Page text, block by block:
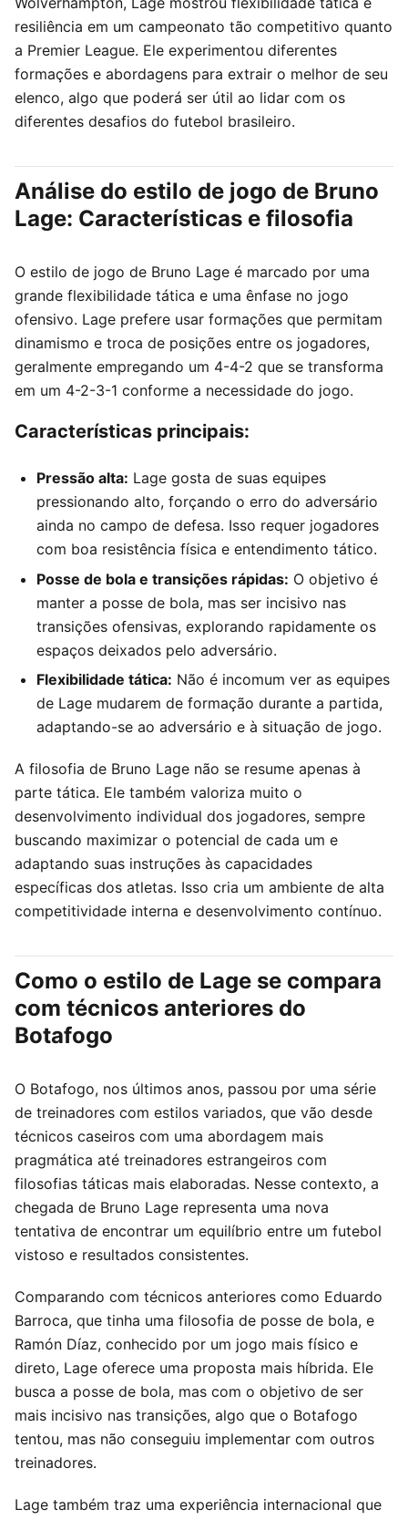
resiliência em um campeonato tão competitivo quanto
a Premier League. Ele experimentou diferentes
formações e abordagens para extrair o melhor de seu
elenco, algo que poderá ser útil ao lidar com os
diferentes desafios do futebol brasileiro.
Análise do estilo de jogo de Bruno
Lage: Características e filosofia
O estilo de jogo de Bruno Lage é marcado por uma
grande flexibilidade tática e uma ênfase no jogo
ofensivo. Lage prefere usar formações que permitam
dinamismo e troca de posições entre os jogadores,
geralmente empregando um 4-4-2 que se transforma
em um 4-2-3-1 conforme a necessidade do jogo.
Características principais:
Pressão alta: Lage gosta de suas equipes
pressionando alto, forçando o erro do adversário
ainda no campo de defesa. Isso requer jogadores
com boa resistência física e entendimento tático.
Posse de bola e transições rápidas: O objetivo é
manter a posse de bola, mas ser incisivo nas
transições ofensivas, explorando rapidamente os
espaços deixados pelo adversário.
Flexibilidade tática: Não é incomum ver as equipes
de Lage mudarem de formação durante a partida,
adaptando-se ao adversário e à situação de jogo.
A filosofia de Bruno Lage não se resume apenas à
parte tática. Ele também valoriza muito o
desenvolvimento individual dos jogadores, sempre
buscando maximizar o potencial de cada um e
adaptando suas instruções às capacidades
específicas dos atletas. Isso cria um ambiente de alta
competitividade interna e desenvolvimento contínuo.
Como o estilo de Lage se compara
com técnicos anteriores do
Botafogo
O Botafogo, nos últimos anos, passou por uma série
de treinadores com estilos variados, que vão desde
técnicos caseiros com uma abordagem mais
pragmática até treinadores estrangeiros com
filosofias táticas mais elaboradas. Nesse contexto, a
chegada de Bruno Lage representa uma nova
tentativa de encontrar um equilíbrio entre um futebol
vistoso e resultados consistentes.
Comparando com técnicos anteriores como Eduardo
Barroca, que tinha uma filosofia de posse de bola, e
Ramón Díaz, conhecido por um jogo mais físico e
direto, Lage oferece uma proposta mais híbrida. Ele
busca a posse de bola, mas com o objetivo de ser
mais incisivo nas transições, algo que o Botafogo
tentou, mas não conseguiu implementar com outros
treinadores.
Lage também traz uma experiência internacional que